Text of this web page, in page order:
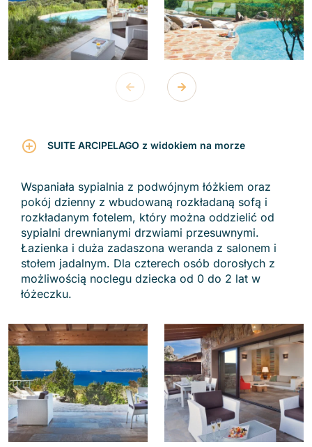
SUITE ARCIPELAGO z widokiem na morze
Wspaniała sypialnia z podwójnym łóżkiem oraz
pokój dzienny z wbudowaną rozkładaną sofą i
rozkładanym fotelem, który można oddzielić od
sypialni drewnianymi drzwiami przesuwnymi.
Łazienka i duża zadaszona weranda z salonem i
stołem jadalnym. Dla czterech osób dorosłych z
możliwością noclegu dziecka od 0 do 2 lat w
łóżeczku.